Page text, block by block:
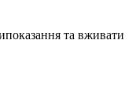
та вживати